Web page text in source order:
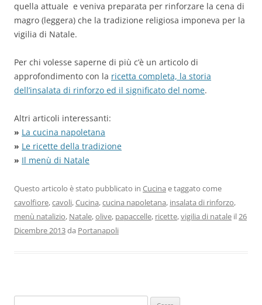
quella attuale e veniva preparata per rinforzare la cena di
magro (leggera) che la tradizione religiosa imponeva per la
vigilia di Natale.
Per chi volesse saperne di più c’è un articolo di
approfondimento con la ricetta completa, la storia
dell’insalata di rinforzo ed il significato del nome.
Altri articoli interessanti:
» La cucina napoletana
» Le ricette della tradizione
» Il menù di Natale
Questo articolo è stato pubblicato in Cucina e taggato come
cavolfiore,cavoli,Cucina,cucina napoletana, insalata di rinforzo,
menù natalizio, Natale,olive, papaccelle, ricette,vigilia di natale il26
Dicembre 2013da Portanapoli